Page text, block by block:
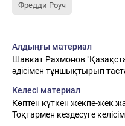
Фредди Роуч
Алдыңғы материал
Шавкат Рахмонов
әдісімен тұншықтырып
Келесі материал
Көптен күткен жекпе-жек
Тоқтармен кездесуге